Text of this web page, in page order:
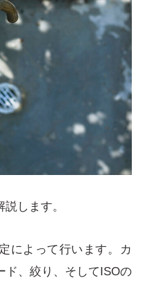
します。
によって行います。カ
ド、絞り、そしてISOの